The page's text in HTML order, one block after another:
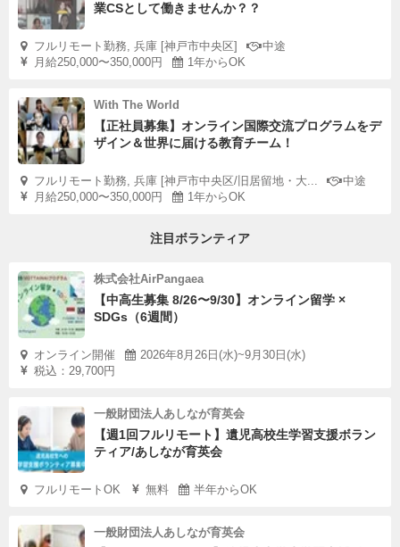
業CSとして働きませんか？？
フルリモート勤務, 兵庫 [神戸市中央区]
中途
月給250,000〜350,000円
1年からOK
With The World
【正社員募集】オンライン国際交流プログラムをデ
ザイン＆世界に届ける教育チーム！
フルリモート勤務, 兵庫 [神戸市中央区/旧居留地・大...
中途
月給250,000〜350,000円
1年からOK
注目ボランティア
株式会社AirPangaea
【中高生募集 8/26〜9/30】オンライン留学 ×
SDGs（6週間）
オンライン開催
2026年8月26日(水)~9月30日(水)
税込：29,700円
一般財団法人あしなが育英会
【週1回フルリモート】遺児高校生学習支援ボラン
ティア/あしなが育英会
フルリモートOK 無料 半年からOK
一般財団法人あしなが育英会